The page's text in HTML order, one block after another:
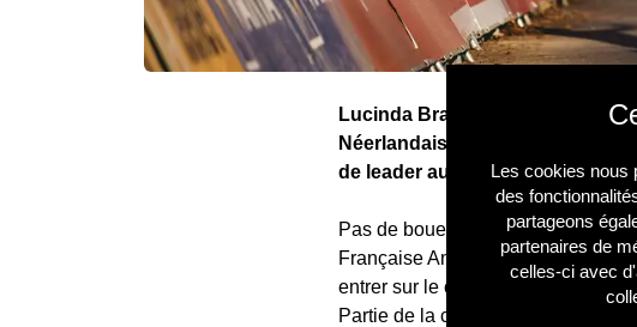
Les cookies nous
des
partageons
partenaires de
celles-ci avec
Lucinda Brand a remporté à
Néerlandaise s’est imposée
de leader au classement général.
Pas de boue autour du château
Française Amandine Fouquenet
entrer sur le circuit. Le départ le
Partie de la cinquième ligne, la